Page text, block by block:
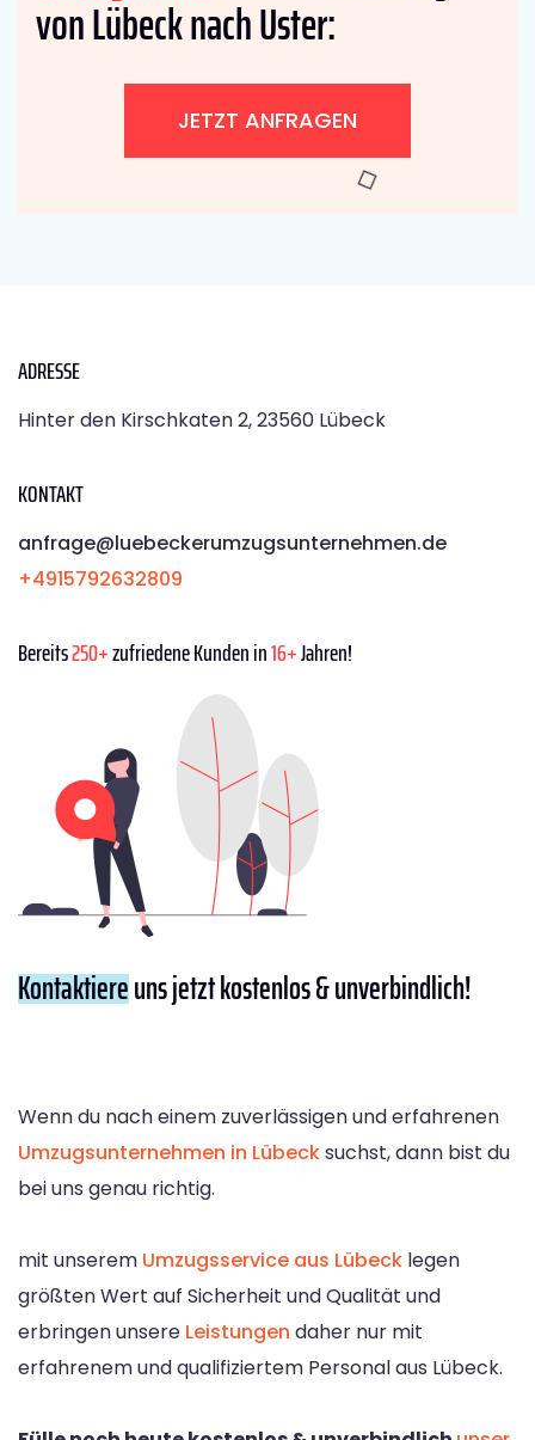
von Lübeck nach Uster:
JETZT ANFRAGEN
ADRESSE
Hinter den Kirschkaten 2, 23560 Lübeck
KONTAKT
anfrage@luebeckerumzugsunternehmen.de
+4915792632809
Bereits250+zufriedene Kunden in16+Jahren!
Kontaktiereuns jetzt kostenlos & unverbindlich!
Wenn du nach einem zuverlässigen und erfahrenen
Umzugsunternehmen in Lübecksuchst, dann bist du
bei uns genau richtig.
mit unserem Umzugsservice aus Lübeck legen
größten Wert auf Sicherheit und Qualität und
erbringen unsere Leistungen daher nur mit
erfahrenem und qualifiziertem Personal aus Lübeck.